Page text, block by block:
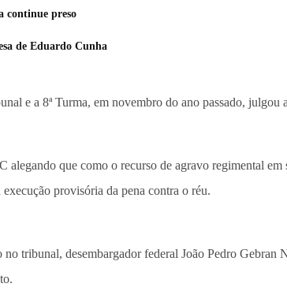
continue preso
de Eduardo Cunha
e a 8ª Turma, em novembro do ano passado,
alegando que como o recurso de agravo regimental
provisória da pena contra o réu.
tribunal, desembargador federal João Pedro